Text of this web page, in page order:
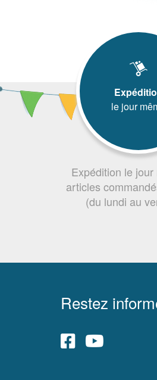
le jour
Expédition le
articles
(du lundi au
Restez